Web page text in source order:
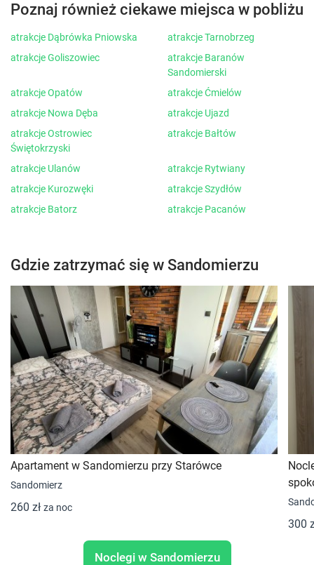
Poznaj również ciekawe miejsca w pobliżu
atrakcje Dąbrówka Pniowska
atrakcje Tarnobrzeg
atrakcje Goliszowiec
atrakcje Baranów
Sandomierski
atrakcje Opatów
atrakcje Ćmielów
atrakcje Nowa Dęba
atrakcje Ujazd
atrakcje Ostrowiec
Świętokrzyski
atrakcje Bałtów
atrakcje Ulanów
atrakcje Rytwiany
atrakcje Kurozwęki
atrakcje Szydłów
atrakcje Batorz
atrakcje Pacanów
Gdzie zatrzymać się w Sandomierzu
Apartament w Sandomierzu przy Starówce
Sandomierz
260 zł za noc
300
Noclegi w Sandomierzu